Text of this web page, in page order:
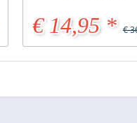
€ 14,95 * €